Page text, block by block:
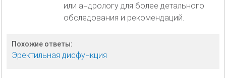
или андрологу для более детального
обследования и рекомендаций.
Похожие ответы:
Эректильная дисфункция